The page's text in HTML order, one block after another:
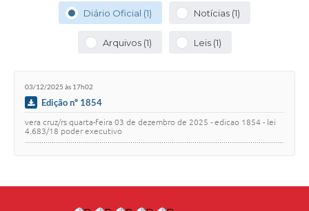
Diário Oficial (1) Notícias (1)
Arquivos (1) Leis (1)
03/12/2025 às 17h02
Edição nº 1854
vera cruz/rs quarta-feira 03 de dezembro de 2025 - edicao 1854 - lei
4.683/18 poder executivo